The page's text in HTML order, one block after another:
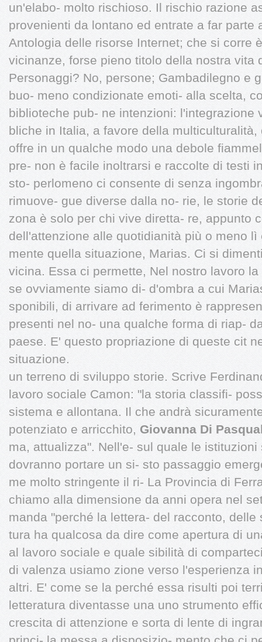
un'elabo- molto rischioso. Il rischio razione
provenienti da lontano ed entrate a far parte
Antologia delle risorse Internet; che si corre
vicinanze, forse pieno titolo della nostra vita
Personaggi? No, persone; Gambadilegno e
buo- meno condizionate emoti- alla scelta,
biblioteche pub- ne intenzioni: l'integrazione
bliche in Italia, a favore della
offre in un qualche modo una debole
pre- non è facile inoltrarsi e raccolte di testi
sto- perlomeno ci consente di senza
rimuove- gue diverse dalla no- rie, le storie
zona è solo per chi vive diretta- re, appunto
dell'attenzione alle quotidianità più o meno
mente quella situazione, Marias. Ci si
vicina. Essa ci permette, Nel nostro lavoro
se ovviamente siamo di- d'ombra a cui
sponibili, di arrivare ad ferimento è
presenti nel no- una qualche forma di riap-
paese. E' questo propriazione di queste cit
situazione.
un terreno di sviluppo storie. Scrive
lavoro sociale Camon: "la storia classifi-
sistema e allontana. Il che andrà
potenziato e arricchito, Giovanna Di
ma, attualizza". Nell'e- sul quale le
dovranno portare un si- sto passaggio
me molto stringente il ri- La Provincia di
chiamo alla dimensione da anni opera nel
manda "perché la lettera- del racconto,
tura ha qualcosa da dire come apertura di
al lavoro sociale e quale sibilità di
di valenza usiamo zione verso l'esperienza
altri. E' come se la perché essa risulti poi
letteratura diventasse una uno strumento
crescita di attenzione e sorta di lente di